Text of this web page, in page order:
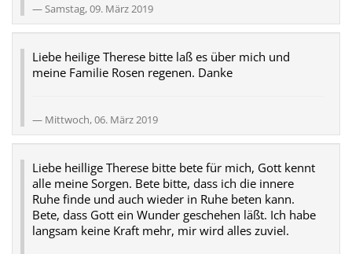
Samstag, 09. März 2019
Liebe heilige Therese bitte laß es über mich und
meine Familie Rosen regenen. Danke
Mittwoch, 06. März 2019
Liebe heillige Therese bitte bete für mich, Gott kennt
alle meine Sorgen. Bete bitte, dass ich die innere
Ruhe finde und auch wieder in Ruhe beten kann.
Bete, dass Gott ein Wunder geschehen läßt. Ich habe
langsam keine Kraft mehr, mir wird alles zuviel.